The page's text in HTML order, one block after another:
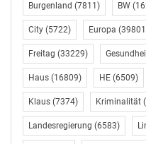
Staatssekretärin
Karoline Edtstadler
(ÖVP) im Ö1-„Journal zu
Gast“ am 7.4.
April 6, 2018
In "Politik"
Burgenland (7811) BW
City (5722) Europa
Freitag (33229)
Haus (16809) HE (6509)
Klaus (7374) Kriminalität
Landesregierung (6583)